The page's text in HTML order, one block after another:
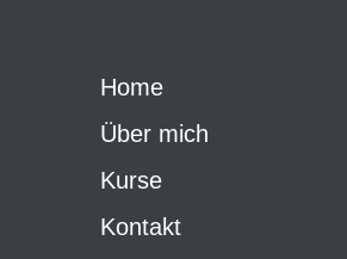
Home
Über mich
Kurse
Kontakt